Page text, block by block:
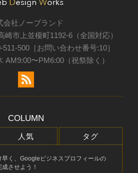
会社ノーブランド
崎市上並榎町1192-6（全国対応）
511-500［お問い合わせ番号:10］
AM9:00〜PM6:00（祝祭除く）
COLUMN
人気 タグ
早く、Googleビジネスプロフィールの
させよう！